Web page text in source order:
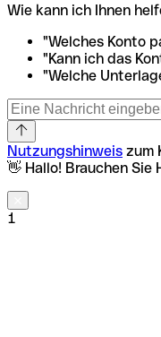
Wie kann ich Ihnen
"Welches Konto
"Kann ich das
"Welche
Nutzungshinweis zum
👋 Hallo! Brauchen Sie
1